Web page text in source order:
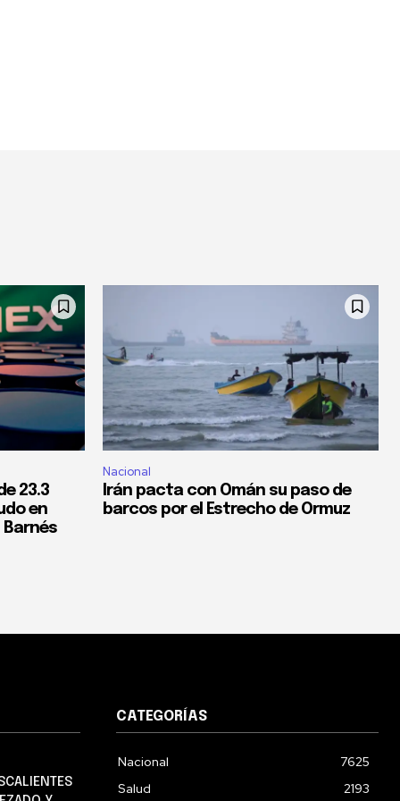
23.3
en
Barnés
Nacional
Irán pacta con Omán su paso de
barcos por el Estrecho de Ormuz
CATEGORÍAS
Nacional
7625
Salud
2193